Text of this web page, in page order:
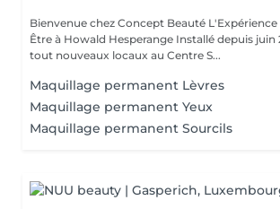
Bienvenue chez Concept Beauté L'Expérience Beauté & Bien-
Être à Howald Hesperange Installé depuis juin
tout nouveaux locaux au Centre S...
Maquillage permanent Lèvres
Maquillage permanent Yeux
Maquillage permanent Sourcils